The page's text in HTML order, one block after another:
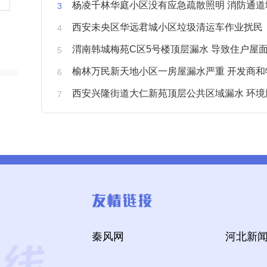
杨凌千林华庭小区没有应急疏散照明 消防通
西安未央区华远君城小区垃圾清运车作业扰民
渭南韩城梅苑C区5号楼顶层漏水 导致住户屋面被
榆林万民新天地小区一房屋漏水严重 开发商和物业不予
西安兴隆街道大仁新苑顶层公共区域漏水 环
秦风网 河北新